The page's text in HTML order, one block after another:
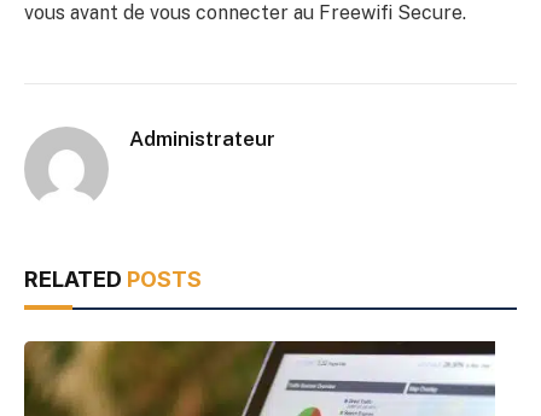
vous avant de vous connecter au Freewifi Secure.
Administrateur
RELATED POSTS